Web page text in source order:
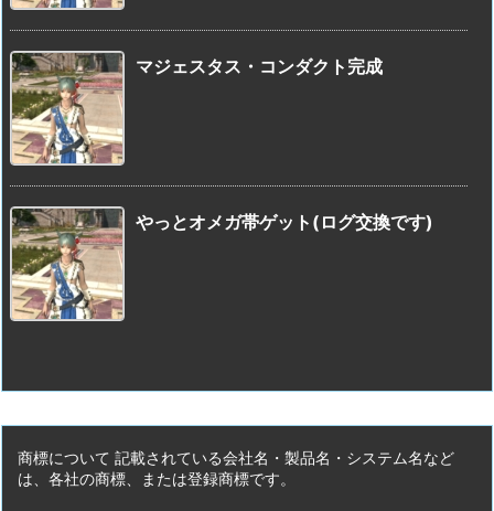
マジェスタス・コンダクト完成
やっとオメガ帯ゲット(ログ交換です)
商標について 記載されている会社名・製品名・システム名など
は、各社の商標、または登録商標です。